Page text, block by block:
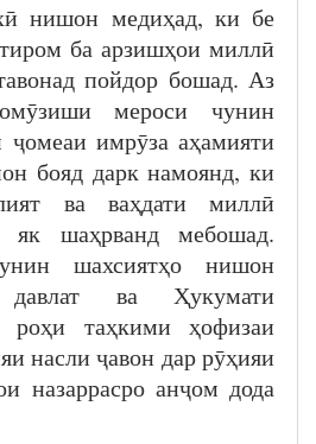
нишон медиҳад, ки бе
ба арзишҳои миллӣ
пойдор бошад. Аз
мероси чунин
ҷомеаи имрӯза аҳамияти
бояд дарк намоянд, ки
ва ваҳдати миллӣ
як шаҳрванд мебошад.
шахсиятҳо нишон
ва Ҳукумати
роҳи таҳкими ҳофизаи
насли ҷавон дар рӯҳияи
назаррасро анҷом дода